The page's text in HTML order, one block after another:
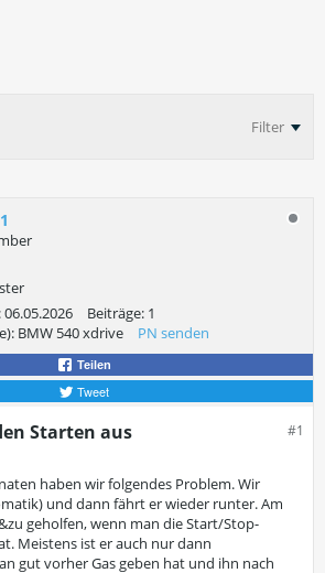
Filter
06.05.2026 Beiträge: 1
BMW 540 xdrive PN senden
Teilen
Tweet
#1
Starten aus
haben wir folgendes Problem. Wir
und dann fährt er wieder runter. Am
geholfen, wenn man die Start/Stop-
Meistens ist er auch nur dann
gut vorher Gas geben hat und ihn nach